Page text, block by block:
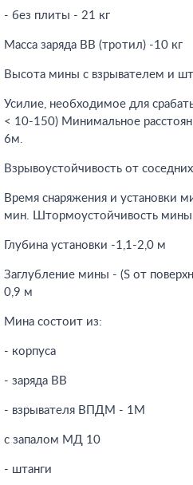
- без плиты - 21 кг
Масса заряда ВВ (тротил) -10 кг
Высота мины с взрывателем и
Усилие, необходимое для
< 10-150) Минимальное
6м.
Взрывоустойчивость от
Время снаряжения и установки
мин. Штормоустойчивость
Глубина установки -1,1-2,0 м
Заглубление мины - (S от
0,9 м
Мина состоит из:
- корпуса
- заряда ВВ
- взрывателя ВПДМ - 1М
с запалом МД 10
- штанги